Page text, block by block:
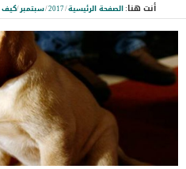
أنت هنا:الصفحة الرئيسية/
2017
/سبتمبر/كيف